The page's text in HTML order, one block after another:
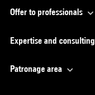
Offer to professionals
Expertise and consulting
Patronage area